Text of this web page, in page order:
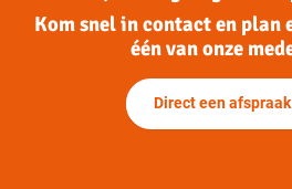
eens zijn over aanvullende
voorwaarden voordat de
Voorbeelden van ontbindende
Kom snel in contact en plan
één van onze
Direct een